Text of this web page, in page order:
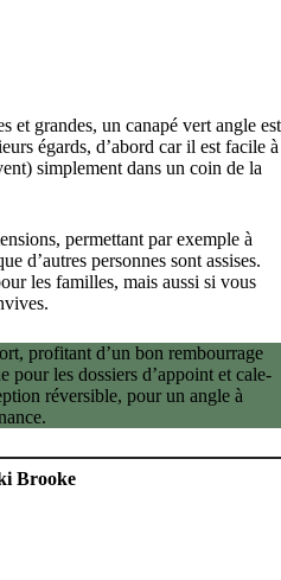
et grandes, un canapé vert angle est
égards, d’abord car il est facile à
simplement dans un coin de la
permettant par exemple à
d’autres personnes sont assises.
les familles, mais aussi si vous
profitant d’un bon rembourrage
pour les dossiers d’appoint et cale-
réversible, pour un angle à
Brooke